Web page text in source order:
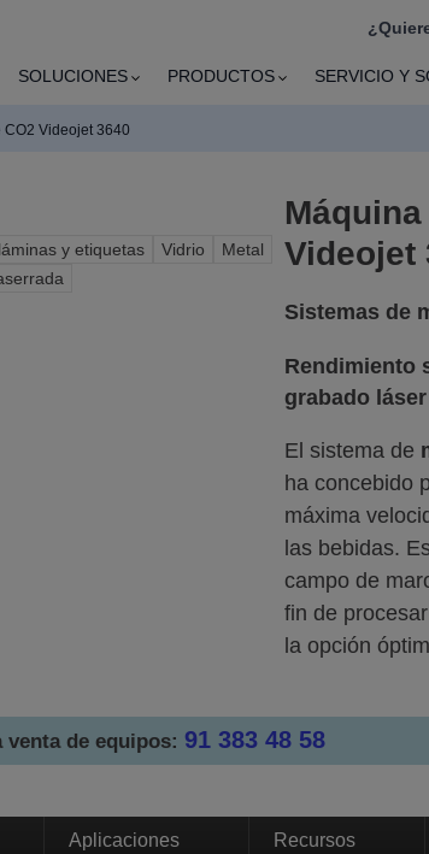
SOLUCIONES PRODUCTOS SERVICIO Y
CO2 Videojet 3640
y etiquetas Vidrio
Metal
Videojet
Sistemas de
Rendimiento
grabado láser
El sistema de
ha concebido
máxima
las bebidas.
campo de
fin de
la opción
venta de equipos:91 383 48 58
Aplicaciones Recursos